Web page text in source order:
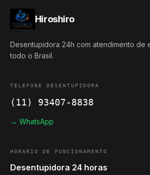
Hiroshiro
Desentupidora 24h com atendimento de
todo o Brasil.
TELEFONE DESENTUPIDORA
(11) 93407-8838
→ WhatsApp
HORÁRIO DE FUNCIONAMENTO
Desentupidora 24 horas